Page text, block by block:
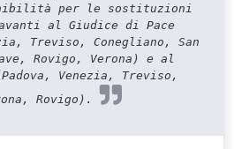
per le sostituzioni
al Giudice di Pace
Treviso, Conegliano, San
Rovigo, Verona) e al
Venezia, Treviso,
Rovigo).